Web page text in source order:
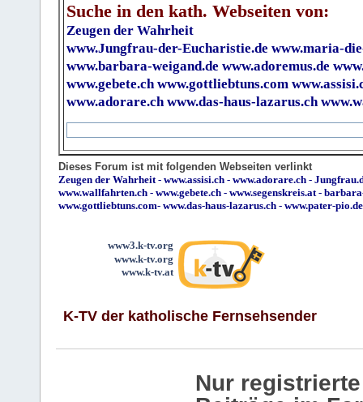
Suche in den kath. Webseiten von:
Zeugen der Wahrheit
www.Jungfrau-der-Eucharistie.de www.maria-
www.barbara-weigand.de www.adoremus.de
www.gebete.ch www.gottliebtuns.com
www.adorare.ch www.das-haus-lazarus.ch
Dieses Forum ist mit folgenden Webseiten verlinkt
Zeugen der Wahrheit- www.assisi.ch - www.adorare.ch -
www.wallfahrten.ch - www.gebete.ch - www.segenskreis.at-
www.gottliebtuns.com- www.das-haus-lazarus.ch - www.pater-pio.de
www3.k-tv.org
www.k-tv.org
www.k-tv.at
K-TV der katholische Fernsehsender
Nur